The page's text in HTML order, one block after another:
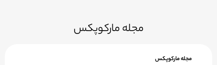
مجله مارکوپکس
مجله مارکوپکس